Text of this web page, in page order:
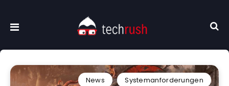
News Systemanforderungen